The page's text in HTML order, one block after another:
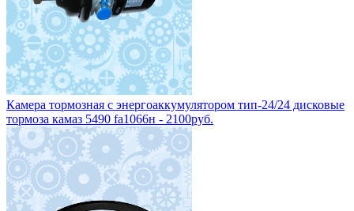
Камера тормозная с энергоаккумулятором тип-24/24 дисковые
тормоза камаз 5490 fa1066н - 2100руб.